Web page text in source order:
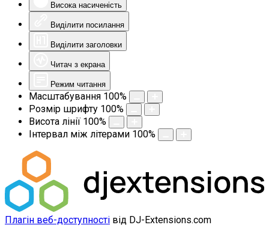
Висока насиченість
Виділити посилання
Виділити заголовки
Читач з екрана
Режим читання
Масштабування 100%
Розмір шрифту 100%
Висота лінії 100%
Інтервал між літерами 100%
Плагін веб-доступності від DJ-Extensions.com